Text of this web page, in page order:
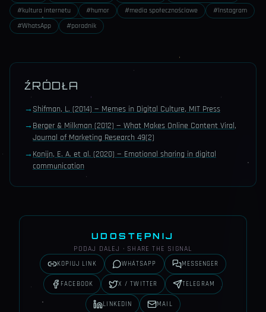
#kultura internetu #humor #media społecznościowe #Instagram
#WhatsApp #poradnik
ŹRÓDŁA
→ Shifman, L. (2014) — Memes in Digital Culture, MIT Press
→ Berger & Milkman (2012) — What Makes Online Content Viral,
Journal of Marketing Research 49(2)
→ Konijn, E. A. et al. (2020) — Emotional sharing in digital
communication
UDOSTĘPNIJ
PODAJ DALEJ · SHARE THE SIGNAL
KOPIUJ LINK WHATSAPP MESSENGER
FACEBOOK X / TWITTER TELEGRAM
LINKEDIN MAIL